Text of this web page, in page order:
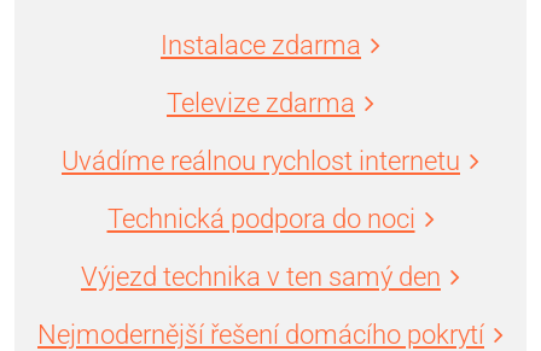
Instalace zdarma
Televize zdarma
Uvádíme reálnou rychlost internetu
Technická podpora do noci
Výjezd technika v ten samý den
Nejmodernější řešení domácího pokrytí